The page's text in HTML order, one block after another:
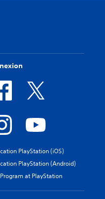
PlayStation (iOS)
PlayStation (Android)
at PlayStation